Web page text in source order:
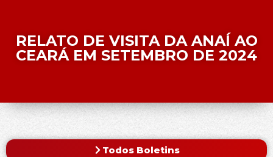
RELATO DE VISITA DA ANAÍ AO
CEARÁ EM SETEMBRO DE 2024
Todos Boletins